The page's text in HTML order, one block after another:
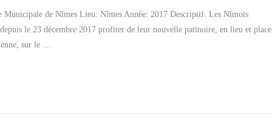
Municipale de Nîmes Lieu: Nîmes Année: 2017 Descriptif: Les Nîmois
le 23 décembre 2017 profiter de leur nouvelle patinoire, en lieu et place
sur le …